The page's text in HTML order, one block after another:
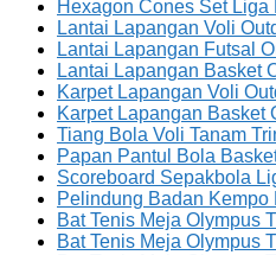
Hexagon Cones Set Liga
Lantai Lapangan Voli
Lantai Lapangan Futsal
Lantai Lapangan Basket
Karpet Lapangan Voli
Karpet Lapangan Basket
Tiang Bola Voli Tanam
Papan Pantul Bola
Scoreboard Sepakbola
Pelindung Badan Kempo
Bat Tenis Meja Olympus
Bat Tenis Meja Olympus